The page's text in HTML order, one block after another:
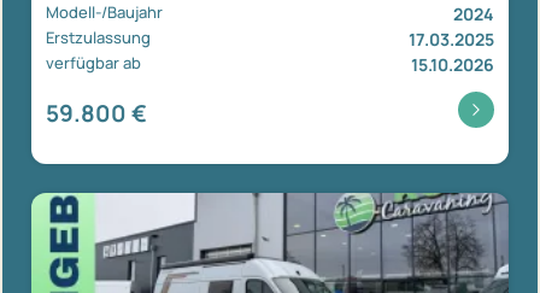
Modell-/Baujahr 2024
Erstzulassung 17.03.2025
verfügbar ab 15.10.2026
59.800 €